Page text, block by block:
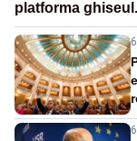
platforma